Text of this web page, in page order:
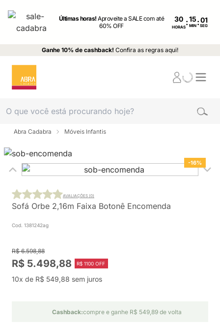
Últimas horas!Aproveite a SALE com até
60% OFF
30
HORAS: MIN : SEG
Ganhe 10% de cashback! Confira as regras aqui!
Abra Cadabra Móveis Infantis
-16%
Sofá Orbe 2,16m Faixa Botonê Encomenda
Cod. 1381242ag
AVALIAÇÕES (0)
R$ 6.598,88
R$ 5.498,88 R$ 1100 OFF
10x de R$ 549,88 sem juros
Cashback:compre e ganhe R$ 549,89 de volta